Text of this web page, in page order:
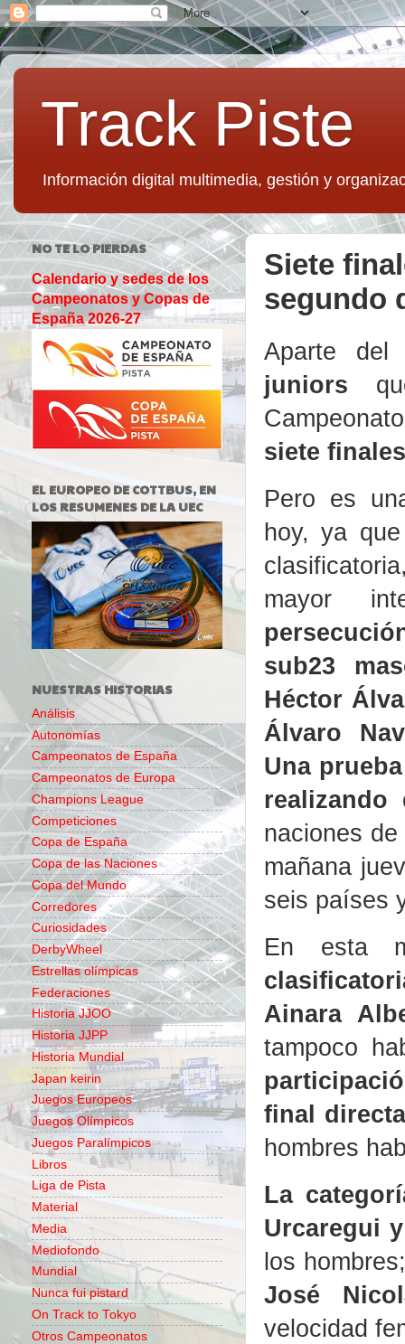
Track Piste
Información digital multimedia, gestión y
Siete
segundo
Aparte
juniors
siete
Pero es
hoy, ya
mayor
sub23
Héctor
Álvaro
Una
naciones
mañana
seis países
En esta
Ainara
tampoco
final
hombres
La
Urcaregui
los
José
velocidad
NO TE LO PIERDAS
Calendario y sedes de los
Campeonatos y Copas de
España 2026-27
EL EUROPEO DE COTTBUS, EN
LOS RESUMENES DE LA UEC
NUESTRAS HISTORIAS
Análisis
Autonomías
Campeonatos de España
Campeonatos de Europa
Champions League
Competiciones
Copa de España
Copa de las Naciones
Copa del Mundo
Corredores
Curiosidades
DerbyWheel
Estrellas olímpicas
Federaciones
Historia JJOO
Historia JJPP
Historia Mundial
Japan keirin
Juegos Europeos
Juegos Olímpicos
Juegos Paralímpicos
Libros
Liga de Pista
Material
Media
Mediofondo
Mundial
Nunca fui pistard
On Track to Tokyo
Otros Campeonatos